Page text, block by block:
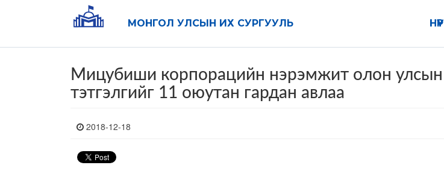
МОНГОЛ УЛСЫН ИХ СУРГУУЛЬ НҮҮР
Мицубиши корпорацийн нэрэмжит олон улсын
тэтгэлгийг 11 оюутан гардан авлаа
2018-12-18